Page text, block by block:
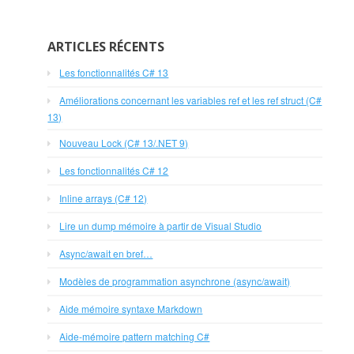
ARTICLES RÉCENTS
Les fonctionnalités C# 13
Améliorations concernant les variables ref et les ref struct (C#
13)
Nouveau Lock (C# 13/.NET 9)
Les fonctionnalités C# 12
Inline arrays (C# 12)
Lire un dump mémoire à partir de Visual Studio
Async/await en bref…
Modèles de programmation asynchrone (async/await)
Aide mémoire syntaxe Markdown
Aide-mémoire pattern matching C#